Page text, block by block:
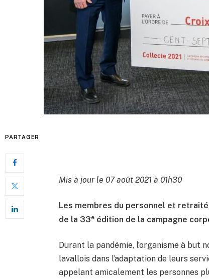
PARTAGER
Mis à jour le 07 août 2021 à 01h30
Les membres du personnel et
de la 33e édition de la campagne
Durant la pandémie, l’organisme à but
lavallois dans l’adaptation de leurs
appelant amicalement les personnes